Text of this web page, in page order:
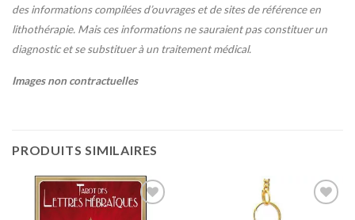
des informations compilées d’ouvrages et de sites de référence en
lithothérapie. Mais ces informations ne sauraient pas constituer un
diagnostic et se substituer à un traitement médical.
Images non contractuelles
PRODUITS SIMILAIRES